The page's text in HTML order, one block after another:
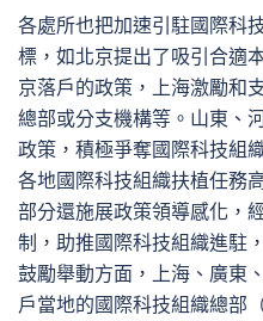
各處所也把加速引駐國際科
標，如北京提出了吸引合適
京落戶的政策，上海激勵和
總部或分支機構等。山東、
政策，積極爭奪國際科技組
各地國際科技組織扶植任務
部分還施展政策領導感化，
制，助推國際科技組織進駐
鼓勵舉動方面，上海、廣東
戶當地的國際科技組織總部